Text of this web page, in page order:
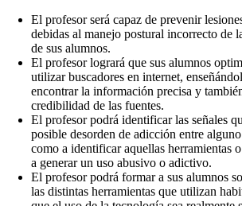
El profesor será capaz de prevenir
debidas al manejo postural incorrecto de
de sus alumnos.
El profesor logrará que sus alumnos
utilizar buscadores en internet,
encontrar la información precisa y
credibilidad de las fuentes.
El profesor podrá identificar las señales
posible desorden de adicción entre
como a identificar aquellas herramientas
a generar un uso abusivo o adictivo.
El profesor podrá formar a sus alumnos
las distintas herramientas que utilizan